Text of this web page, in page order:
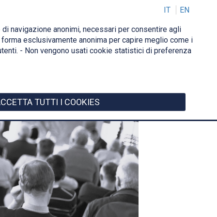
IT EN
navigazione anonimi, necessari per consentire agli
esclusivamente anonima per capire meglio come i
- Non vengono usati cookie statistici di preferenza
TUTTI I COOKIES